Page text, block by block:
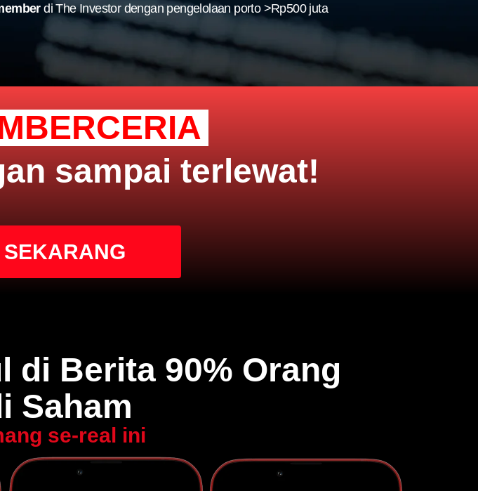
di The Investordengan pengelolaan porto >Rp500 juta
sampai terlewat!
di Berita 90% Orang
Saham
se-real ini